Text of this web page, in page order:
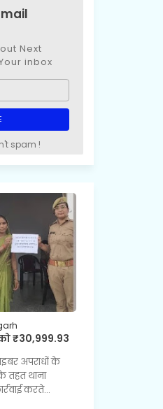
Next
inbox
spam !
₹30,999.93
अपराधों के
तहत थाना
करते…